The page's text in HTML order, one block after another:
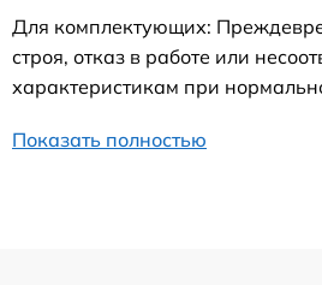
Для комплектующих:
строя, отказ в работе или
характеристикам при
Показать полностью